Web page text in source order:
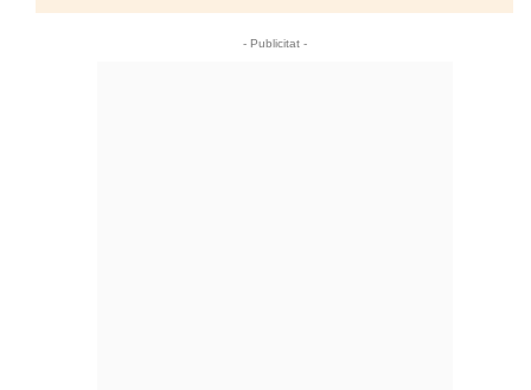
- Publicitat -